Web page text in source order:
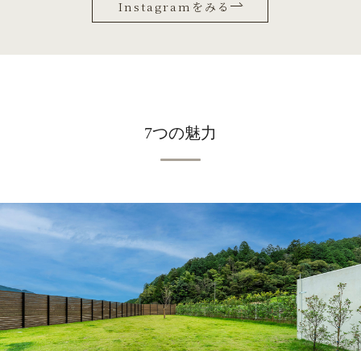
れば
BBQコンロもあるからテラスでBBQ
シェがあって食べ放題
サンはとに
@resort.glamping_com
Instagramをみる
7つの魅力